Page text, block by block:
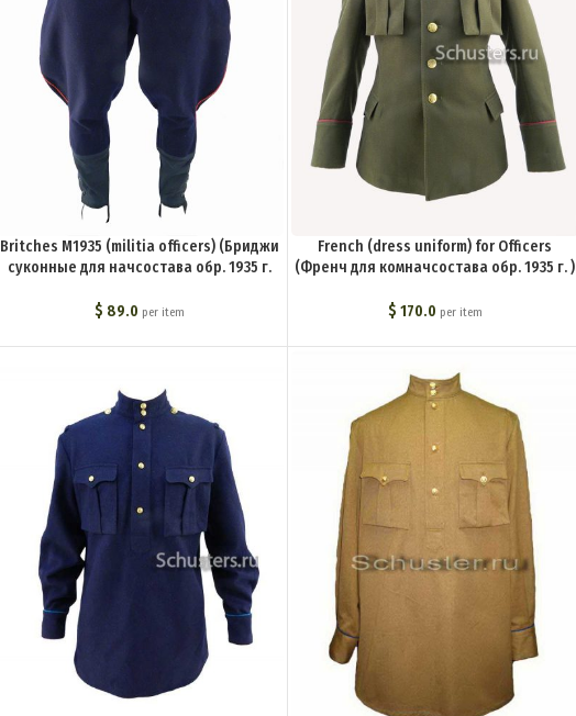
Britches M1935 (militia officers) (Бриджи
суконные для начсостава обр. 1935 г.
$ 89.0 per item
French (dress uniform) for Officers
(Френч для комначсостава обр. 1935 г. )
$ 170.0 per item